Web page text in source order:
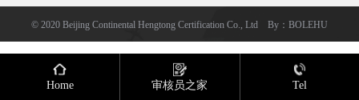
© 2020 Beijing Continental Hengtong Certification Co., Ltd By ： BOLEHU
Home 审核员之家 Tel